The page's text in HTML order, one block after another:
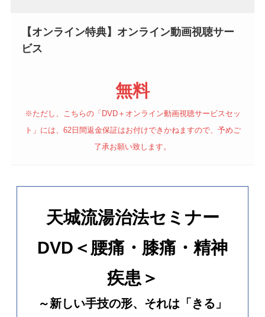
【オンライン特典】オンライン動画視聴サー
ビス
無料
※ただし、こちらの「DVD＋オンライン動画視聴サービスセッ
ト」には、62日間返金保証はお付けできかねますので、予めご
了承お願い致します。
天城流湯治法セミナー
DVD＜腰痛・膝痛・精神
疾患＞
～新しい手技の形、それは「きる」